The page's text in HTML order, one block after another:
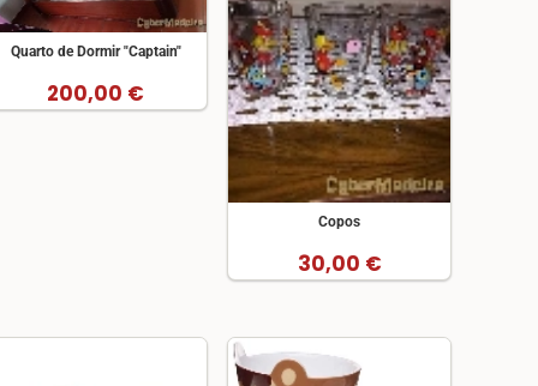
Quarto de Dormir "Captain"
200,00 €
Copos
30,00 €